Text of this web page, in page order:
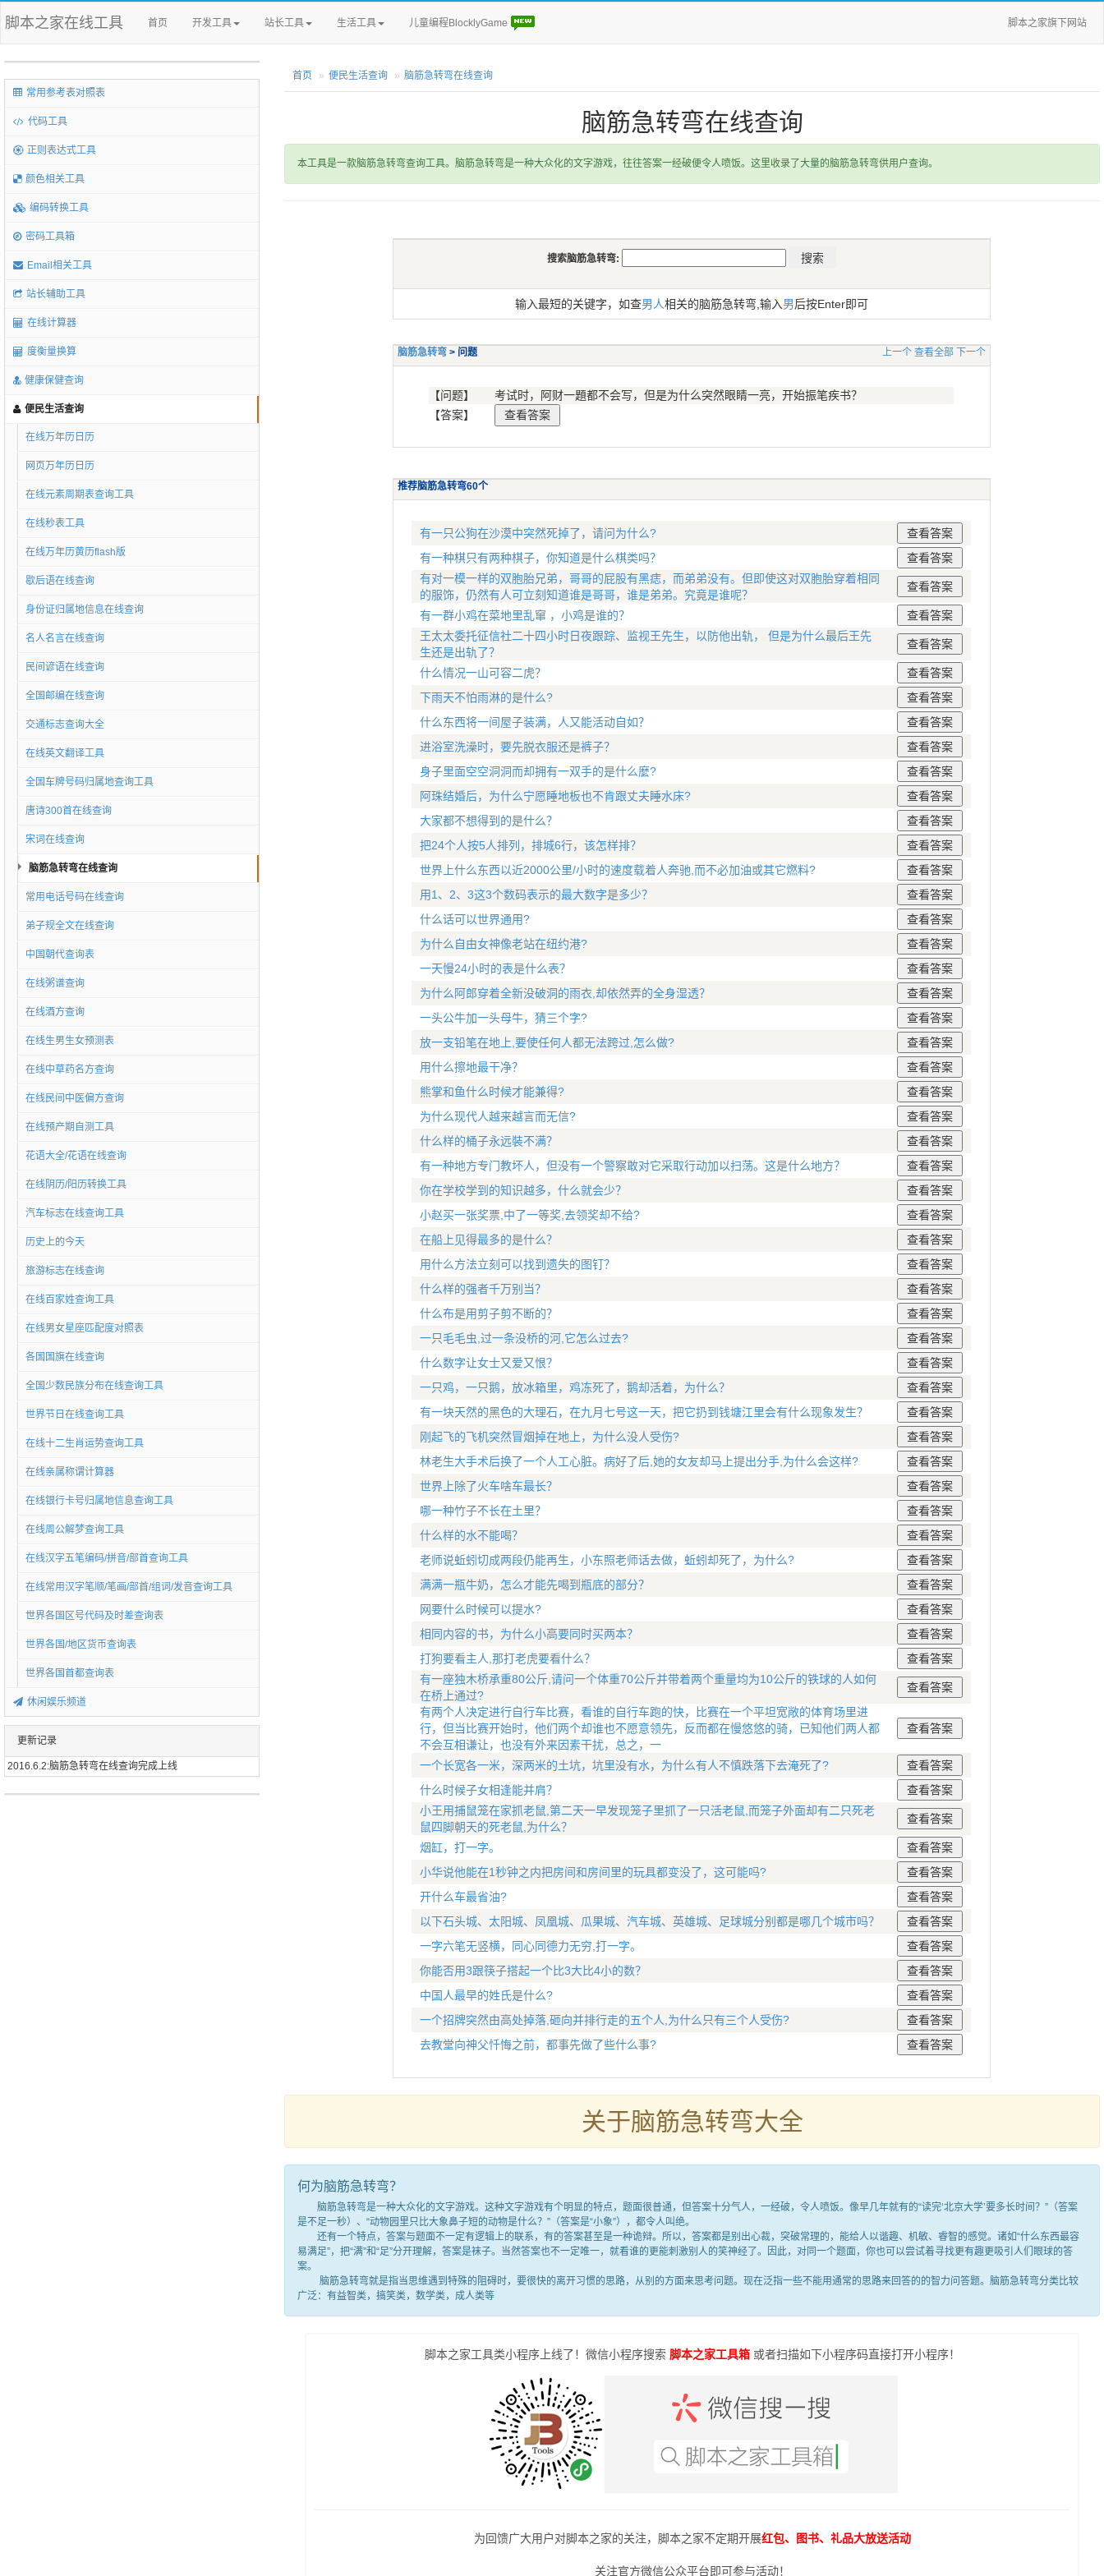
脚本之家在线工具 首页 开发工具 站长工具 生活工具 儿童编程BlocklyGame 脚本之家旗下网站
常用参考表对照表
代码工具
正则表达式工具
颜色相关工具
编码转换工具
密码工具箱
Email相关工具
站长辅助工具
在线计算器
度衡量换算
健康保健查询
便民生活查询
在线万年历日历
网页万年历日历
在线元素周期表查询工具
在线秒表工具
在线万年历黄历flash版
歇后语在线查询
身份证归属地信息在线查询
名人名言在线查询
民间谚语在线查询
全国邮编在线查询
交通标志查询大全
在线英文翻译工具
全国车牌号码归属地查询工具
唐诗300首在线查询
宋词在线查询
脑筋急转弯在线查询
常用电话号码在线查询
弟子规全文在线查询
中国朝代查询表
在线粥谱查询
在线酒方查询
在线生男生女预测表
在线中草药名方查询
在线民间中医偏方查询
在线预产期自测工具
花语大全/花语在线查询
在线阴历/阳历转换工具
汽车标志在线查询工具
历史上的今天
旅游标志在线查询
在线百家姓查询工具
在线男女星座匹配度对照表
各国国旗在线查询
全国少数民族分布在线查询工具
世界节日在线查询工具
在线十二生肖运势查询工具
在线亲属称谓计算器
在线银行卡号归属地信息查询工具
在线周公解梦查询工具
在线汉字五笔编码/拼音/部首查询工具
在线常用汉字笔顺/笔画/部首/组词/发音查询工具
世界各国区号代码及时差查询表
世界各国/地区货币查询表
世界各国首都查询表
休闲娱乐频道
更新记录
2016.6.2:脑筋急转弯在线查询完成上线
首页 便民生活查询 脑筋急转弯在线查询
脑筋急转弯在线查询
本工具是一款脑筋急转弯查询工具。脑筋急转弯是一种大众化的文字游戏，往往答案一经破便令人喷饭。这里收录了大量的脑筋急转弯供用户查询。
搜索脑筋急转弯:
输入最短的关键字，如查男人相关的脑筋急转弯,输入男后按Enter即可
脑筋急转弯> 问题 上一个 查看全部 下一个
【问题】
考试时，阿财一題都不会写，但是为什么突然眼睛一亮，开始振笔疾书？
【答案】
推荐脑筋急转弯60个
有一只公狗在沙漠中突然死掉了，请问为什么?
有一种棋只有两种棋子，你知道是什么棋类吗？
有对一模一样的双胞胎兄弟，哥哥的屁股有黑痣，而弟弟没有。但即使这对双胞胎穿着相同
的服饰，仍然有人可立刻知道谁是哥哥，谁是弟弟。究竟是谁呢？
有一群小鸡在菜地里乱窜 ，小鸡是谁的？
王太太委托征信社二十四小时日夜跟踪、监视王先生，以防他出轨， 但是为什么最后王先
生还是出轨了？
什么情况一山可容二虎？
下雨天不怕雨淋的是什么?
什么东西将一间屋子装满，人又能活动自如？
进浴室洗澡时，要先脱衣服还是裤子？
身子里面空空洞洞而却拥有一双手的是什么麼?
阿珠结婚后，为什么宁愿睡地板也不肯跟丈夫睡水床?
大家都不想得到的是什么？
把24个人按5人排列，排城6行，该怎样排？
世界上什么东西以近2000公里/小时的速度载着人奔驰,而不必加油或其它燃料?
用1、2、3这3个数码表示的最大数字是多少？
什么话可以世界通用?
为什么自由女神像老站在纽约港?
一天慢24小时的表是什么表？
为什么阿郎穿着全新没破洞的雨衣,却依然弄的全身湿透？
一头公牛加一头母牛，猜三个字?
放一支铅笔在地上,要使任何人都无法跨过,怎么做?
用什么擦地最干净？
熊掌和鱼什么时候才能兼得?
为什么现代人越来越言而无信?
什么样的桶子永远裝不满？
有一种地方专门教坏人，但没有一个警察敢对它采取行动加以扫荡。这是什么地方？
你在学校学到的知识越多，什么就会少？
小赵买一张奖票,中了一等奖,去领奖却不给?
在船上见得最多的是什么？
用什么方法立刻可以找到遗失的图钉？
什么样的强者千万别当？
什么布是用剪子剪不断的？
一只毛毛虫,过一条没桥的河,它怎么过去?
什么数字让女士又爱又恨？
一只鸡，一只鹅，放冰箱里，鸡冻死了，鹅却活着，为什么？
有一块天然的黑色的大理石，在九月七号这一天，把它扔到钱塘江里会有什么现象发生？
刚起飞的飞机突然冒烟掉在地上，为什么没人受伤?
林老生大手术后换了一个人工心脏。病好了后,她的女友却马上提出分手,为什么会这样?
世界上除了火车啥车最长？
哪一种竹子不长在土里？
什么样的水不能喝？
老师说蚯蚓切成两段仍能再生，小东照老师话去做，蚯蚓却死了，为什么?
满满一瓶牛奶，怎么才能先喝到瓶底的部分？
网要什么时候可以提水?
相同内容的书，为什么小高要同时买两本？
打狗要看主人,那打老虎要看什么？
有一座独木桥承重80公斤,请问一个体重70公斤并带着两个重量均为10公斤的铁球的人如何
在桥上通过?
有两个人决定进行自行车比赛，看谁的自行车跑的快，比赛在一个平坦宽敞的体育场里进
行，但当比赛开始时，他们两个却谁也不愿意领先，反而都在慢悠悠的骑，已知他们两人都
不会互相谦让，也没有外来因素干扰，总之，一
一个长宽各一米，深两米的土坑，坑里没有水，为什么有人不慎跌落下去淹死了?
什么时候子女相逢能并肩？
小王用捕鼠笼在家抓老鼠,第二天一早发现笼子里抓了一只活老鼠,而笼子外面却有二只死老
鼠四脚朝天的死老鼠,为什么？
烟缸，打一字。
小华说他能在1秒钟之内把房间和房间里的玩具都变没了，这可能吗?
开什么车最省油?
以下石头城、太阳城、凤凰城、瓜果城、汽车城、英雄城、足球城分别都是哪几个城市吗？
一字六笔无竖横，同心同德力无穷,打一字。
你能否用3跟筷子搭起一个比3大比4小的数？
中国人最早的姓氏是什么?
一个招牌突然由高处掉落,砸向并排行走的五个人,为什么只有三个人受伤?
去教堂向神父忏悔之前，都事先做了些什么事?
关于脑筋急转弯大全
何为脑筋急转弯？
脑筋急转弯是一种大众化的文字游戏。这种文字游戏有个明显的特点，题面很普通，但答案十分气人，一经破，令人喷饭。像早几年就有的“读完‘北京大学’要多长时间？”（答案
是不足一秒）、“动物园里只比大象鼻子短的动物是什么？”（答案是“小象”），都令人叫绝。
还有一个特点，答案与题面不一定有逻辑上的联系，有的答案甚至是一种诡辩。所以，答案都是别出心裁，突破常理的，能给人以谐趣、机敏、睿智的感觉。诸如“什么东西最容
易满足”，把“满”和“足”分开理解，答案是袜子。当然答案也不一定唯一，就看谁的更能刺激别人的笑神经了。因此，对同一个题面，你也可以尝试着寻找更有趣更吸引人们眼球的答
案。
脑筋急转弯就是指当思维遇到特殊的阻碍时，要很快的离开习惯的思路，从别的方面来思考问题。现在泛指一些不能用通常的思路来回答的的智力问答题。脑筋急转弯分类比较
广泛：有益智类，搞笑类，数学类，成人类等
脚本之家工具类小程序上线了！微信小程序搜索 脚本之家工具箱或者扫描如下小程序码直接打开小程序！
为回馈广大用户对脚本之家的关注，脚本之家不定期开展红包、图书、礼品大放送活动
关注官方微信公众平台即可参与活动！